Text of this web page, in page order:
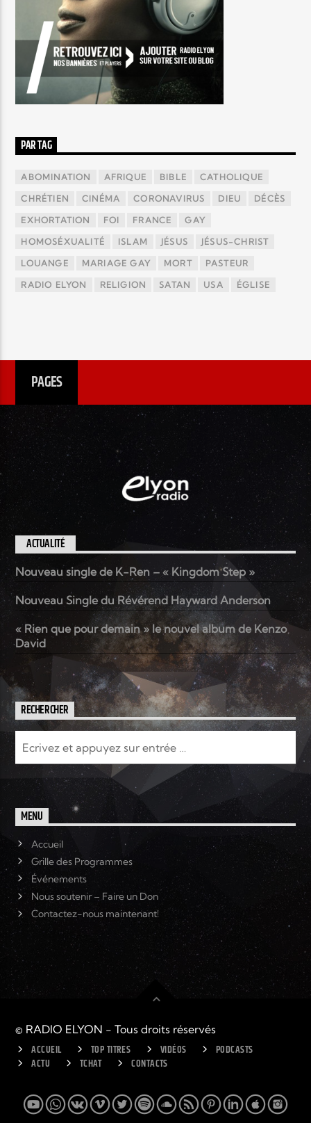
PAR TAG
ABOMINATION AFRIQUE BIBLE CATHOLIQUE
CHRÉTIEN CINÉMA CORONAVIRUS DIEU DÉCÈS
EXHORTATION FOI FRANCE GAY
HOMOSÉXUALITÉ ISLAM JÉSUS JÉSUS-CHRIST
LOUANGE MARIAGE GAY MORT PASTEUR
RADIO ELYON RELIGION SATAN USA ÉGLISE
PAGES
ACTUALITÉ
Nouveau single de K-Ren – « Kingdom Step »
Nouveau Single du Révérend Hayward Anderson
« Rien que pour demain » le nouvel album de Kenzo
David
RECHERCHER
MENU
Accueil
Grille des Programmes
Événements
Nous soutenir – Faire un Don
Contactez-nous maintenant!
© RADIO ELYON - Tous droits réservés
ACCUEIL TOP TITRES VIDÉOS
PODCASTS
ACTU
TCHAT CONTACTS